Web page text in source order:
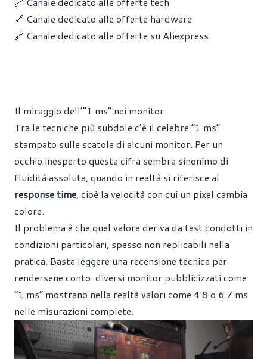
🔗 Canale dedicato alle offerte hardware
🔗 Canale dedicato alle offerte su Aliexpress
Il miraggio dell’“1 ms” nei monitor
Tra le tecniche più subdole c’è il celebre “1 ms”
stampato sulle scatole di alcuni monitor. Per un
occhio inesperto questa cifra sembra sinonimo di
fluidità assoluta, quando in realtà si riferisce al
response time , cioè la velocità con cui un pixel cambia
colore.
Il problema è che quel valore deriva da test condotti in
condizioni particolari, spesso non replicabili nella
pratica. Basta leggere una recensione tecnica per
rendersene conto: diversi monitor pubblicizzati come
“1 ms” mostrano nella realtà valori come 4.8 o 6.7 ms
nelle misurazioni complete.